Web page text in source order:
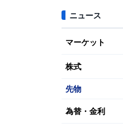
ニュース
マーケット
株式
先物
為替・金利